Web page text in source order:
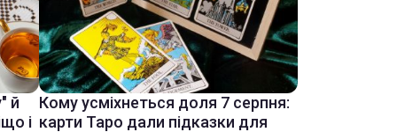
й
і
Кому усміхнеться доля 7 серпня:
карти Таро дали підказки для